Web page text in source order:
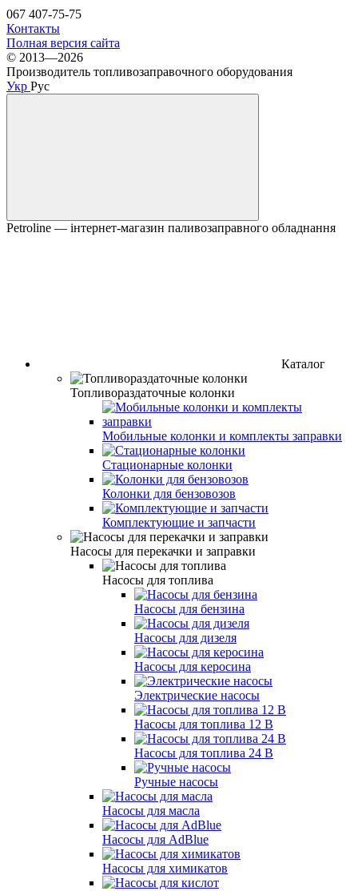
067 407-75-75
Контакты
Полная версия сайта
© 2013—2026
Производитель топливозаправочного оборудования
Укр Рус
Petroline — інтернет-магазин паливозаправного обладнання
Каталог
Топливораздаточные колонки
Мобильные колонки и комплекты заправки
Стационарные колонки
Колонки для бензовозов
Комплектующие и запчасти
Насосы для перекачки и заправки
Насосы для топлива
Насосы для бензина
Насосы для дизеля
Насосы для керосина
Электрические насосы
Насосы для топлива 12 В
Насосы для топлива 24 В
Ручные насосы
Насосы для масла
Насосы для AdBlue
Насосы для химикатов